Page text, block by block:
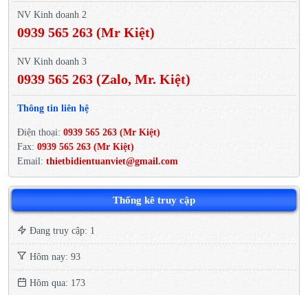
NV Kinh doanh 2
0939 565 263 (Mr Kiệt)
NV Kinh doanh 3
0939 565 263 (Zalo, Mr. Kiệt)
Thông tin liên hệ
Điện thoại: 0939 565 263 (Mr Kiệt)
Fax: 0939 565 263 (Mr Kiệt)
Email: thietbidientuanviet@gmail.com
Thống kê truy cập
Đang truy cập: 1
Hôm nay: 93
Hôm qua: 173